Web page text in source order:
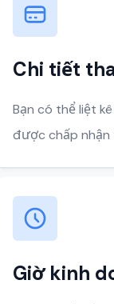
Chi tiết
Bạn có thể liệt
được chấp nhận
Giờ kinh